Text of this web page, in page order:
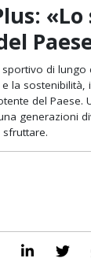
di
la sostenibilità,
del Paese.
generazioni